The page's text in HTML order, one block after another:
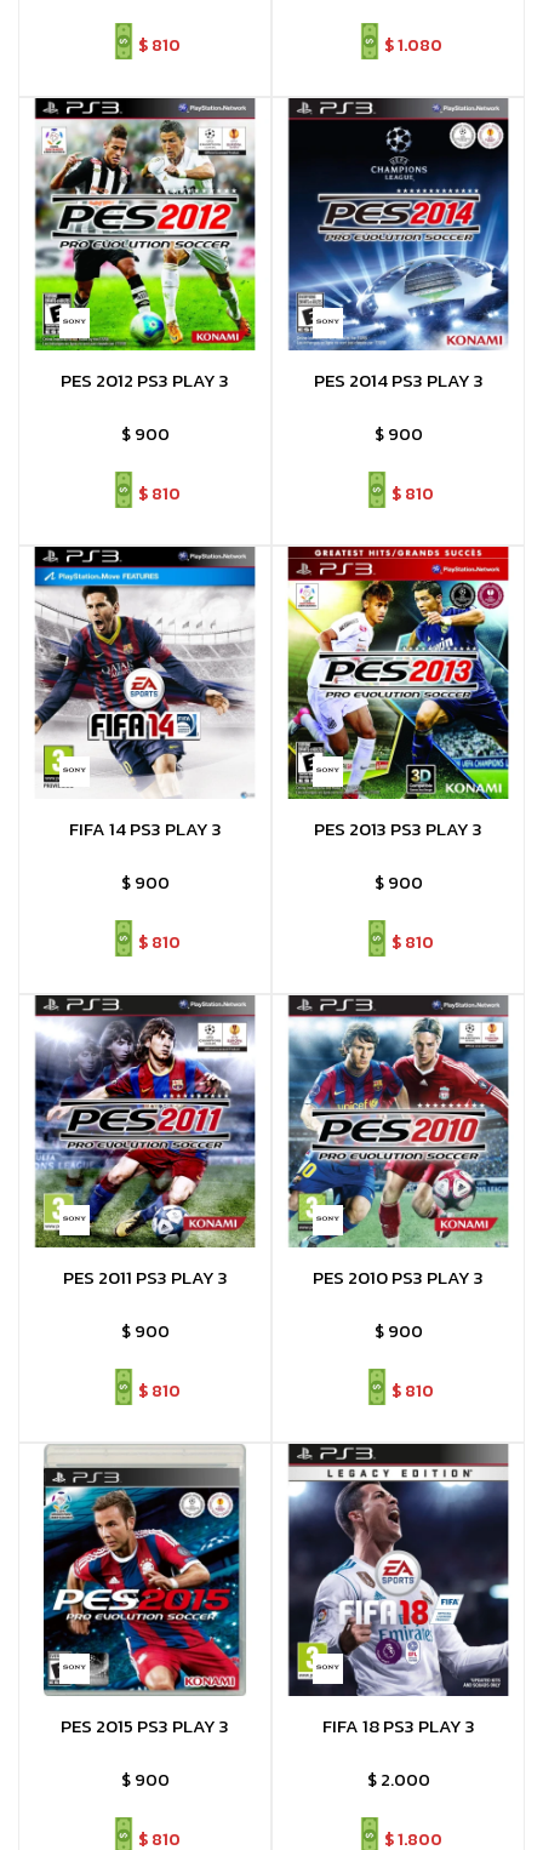
$810 $1.080
PES 2012 PS3 PLAY 3
$ 900
$810
PES 2014 PS3 PLAY 3
$ 900
$810
FIFA 14 PS3 PLAY 3
$ 900
$810
PES 2013 PS3 PLAY 3
$ 900
$810
PES 2011 PS3 PLAY 3
$ 900
$810
PES 2010 PS3 PLAY 3
$ 900
$810
PES 2015 PS3 PLAY 3
$ 900
$810
FIFA 18 PS3 PLAY 3
$ 2.000
$1.800